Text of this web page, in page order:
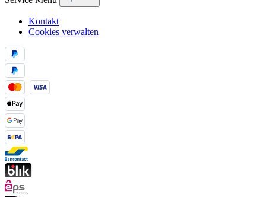
Kontakt
Cookies verwalten